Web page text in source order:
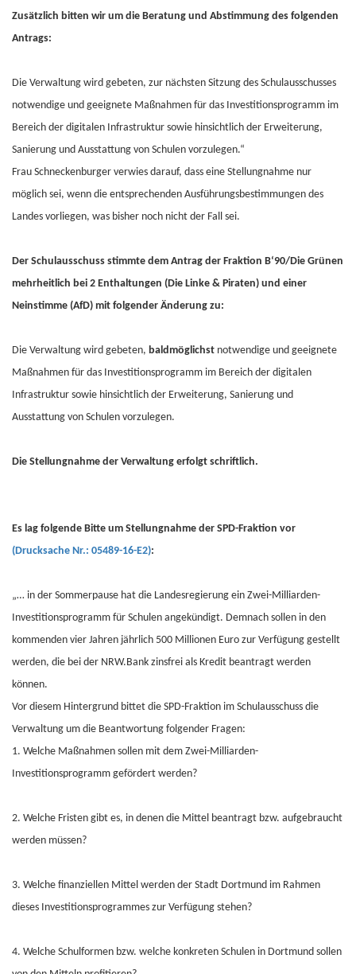
Zusätzlich bitten wir um die Beratung und Abstimmung des folgenden
Antrags:
Die Verwaltung wird gebeten, zur nächsten Sitzung des Schulausschusses
notwendige und geeignete Maßnahmen für das Investitionsprogramm im
Bereich der digitalen Infrastruktur sowie hinsichtlich der Erweiterung,
Sanierung und Ausstattung von Schulen vorzulegen.“
Frau Schneckenburger verwies darauf, dass eine Stellungnahme nur
möglich sei, wenn die entsprechenden Ausführungsbestimmungen des
Landes vorliegen, was bisher noch nicht der Fall sei.
Der Schulausschuss stimmte dem Antrag der Fraktion B‘90/Die Grünen
mehrheitlich bei 2 Enthaltungen (Die Linke & Piraten) und einer
Neinstimme (AfD) mit folgender Änderung zu:
Die Verwaltung wird gebeten, baldmöglichst notwendige und geeignete
Maßnahmen für das Investitionsprogramm im Bereich der digitalen
Infrastruktur sowie hinsichtlich der Erweiterung, Sanierung und
Ausstattung von Schulen vorzulegen.
Die Stellungnahme der Verwaltung erfolgt schriftlich.
Es lag folgende Bitte um Stellungnahme der SPD-Fraktion vor
(Drucksache Nr.: 05489-16-E2):
„… in der Sommerpause hat die Landesregierung ein Zwei-Milliarden-
Investitionsprogramm für Schulen angekündigt. Demnach sollen in den
kommenden vier Jahren jährlich 500 Millionen Euro zur Verfügung gestellt
werden, die bei der NRW.Bank zinsfrei als Kredit beantragt werden
können.
Vor diesem Hintergrund bittet die SPD-Fraktion im Schulausschuss die
Verwaltung um die Beantwortung folgender Fragen:
1. Welche Maßnahmen sollen mit dem Zwei-Milliarden-
Investitionsprogramm gefördert werden?
2. Welche Fristen gibt es, in denen die Mittel beantragt bzw. aufgebraucht
werden müssen?
3. Welche finanziellen Mittel werden der Stadt Dortmund im Rahmen
dieses Investitionsprogrammes zur Verfügung stehen?
4. Welche Schulformen bzw. welche konkreten Schulen in Dortmund sollen